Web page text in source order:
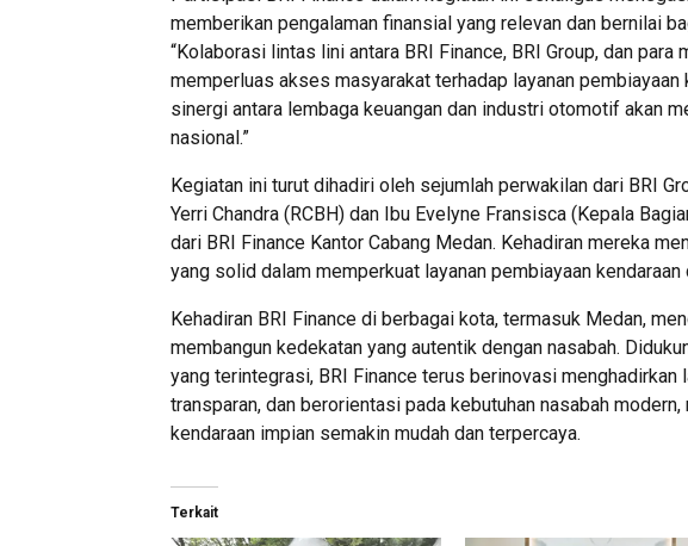
memberikan pengalaman finansial yang relevan dan bernilai
“Kolaborasi lintas lini antara BRI Finance, BRI Group, dan
memperluas akses masyarakat terhadap layanan pembiayaan
sinergi antara lembaga keuangan dan industri otomotif akan
nasional.”
Kegiatan ini turut dihadiri oleh sejumlah perwakilan dari BRI
Yerri Chandra (RCBH) dan Ibu Evelyne Fransisca (Kepala
dari BRI Finance Kantor Cabang Medan. Kehadiran mereka
yang solid dalam memperkuat layanan pembiayaan kendaraan
Kehadiran BRI Finance di berbagai kota, termasuk Medan,
membangun kedekatan yang autentik dengan nasabah.
yang terintegrasi, BRI Finance terus berinovasi
transparan, dan berorientasi pada kebutuhan nasabah
kendaraan impian semakin mudah dan terpercaya.
Terkait